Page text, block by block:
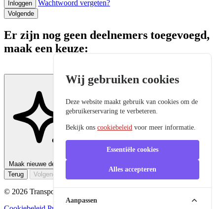
Inloggen Wachtwoord vergeten?
Volgende
Er zijn nog geen deelnemers toegevoegd,
maak een keuze:
Maak nieuwe deelnemer aan
Terug
Volgende
© 2026 Transport Academy, Alle rechten voorbehouden.
Wij gebruiken cookies
Deze website maakt gebruik van cookies om de
gebruikerservaring te verbeteren.
Bekijk onscookiebeleid voor meer informatie.
Essentiële cookies
Alles accepteren
Aanpassen